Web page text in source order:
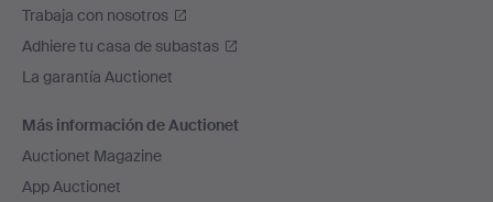
Trabaja con nosotros
Adhiere tu casa de subastas
La garantía Auctionet
Más información de Auctionet
Auctionet Magazine
App Auctionet